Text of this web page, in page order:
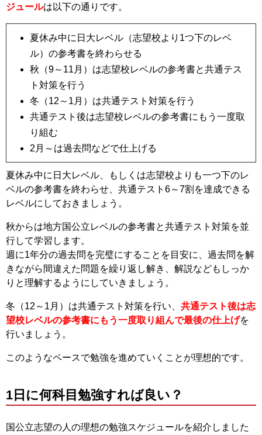
ジュールは以下の通りです。
夏休み中に日大レベル（志望校より1つ下のレベ
ル）の参考書を終わらせる
秋（9～11月）は志望校レベルの参考書と共通テス
ト対策を行う
冬（12～1月）は共通テスト対策を行う
共通テスト後は志望校レベルの参考書にもう一度取
り組む
2月～は過去問などで仕上げる
夏休み中に日大レベル、もしくは志望校よりも一つ下のレ
ベルの参考書を終わらせ、共通テスト6～7割を達成できる
レベルにしておきましょう。
秋からは地方国公立レベルの参考書と共通テスト対策を並
行して学習します。
週に1年分の過去問を完璧にすることを目安に、過去問を解
きながら間違えた問題を繰り返し解き、解説などもしっか
りと理解するようにしていきましょう。
冬（12～1月）は共通テスト対策を行い、 共通テスト後は志
望校レベルの参考書にもう一度取り組んで最後の仕上げを
行いましょう。
このようなペースで勉強を進めていくことが理想的です。
1日に何科目勉強すれば良い？
国公立志望の人の理想の勉強スケジュールを紹介しました